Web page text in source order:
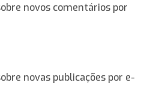
novos comentários por
novas publicações por e-